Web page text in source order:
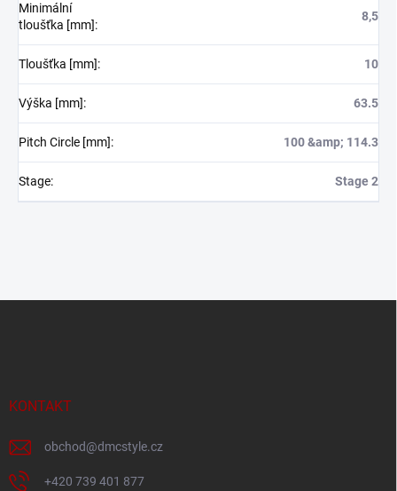
Minimální
tloušťka [mm]:
8,5
Tloušťka [mm]: 10
Výška [mm]: 63.5
Pitch Circle [mm]: 100 &amp; 114.3
Stage: Stage 2
KONTAKT
obchod@dmcstyle.cz
+420 739 401 877